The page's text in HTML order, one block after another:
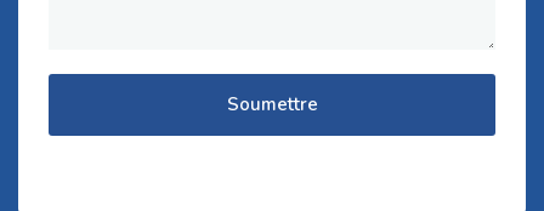
Soumettre